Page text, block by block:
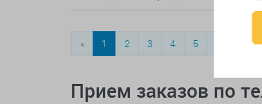
« 1 2 3 4 5
Прием заказов по